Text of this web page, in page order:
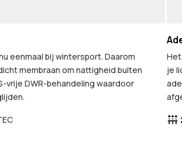
eenmaal bij wintersport. Daarom
membraan om nattigheid buiten
vrije DWR-behandeling waardoor
je